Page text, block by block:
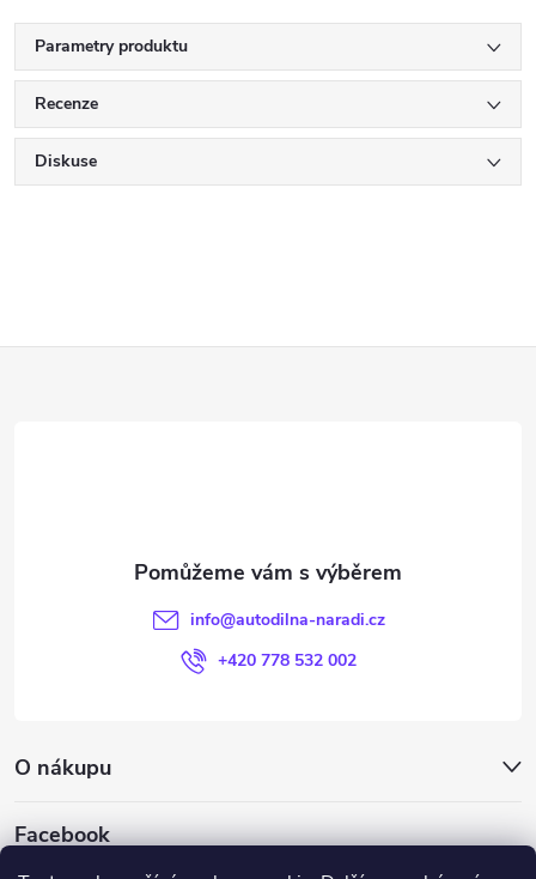
Parametry produktu
Recenze
Diskuse
info@autodilna-naradi.cz
+420 778 532 002
O nákupu
Facebook